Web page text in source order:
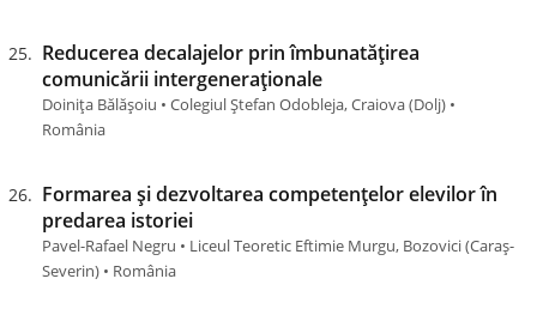
Reducerea decalajelor prin îmbunatățirea
comunicării intergeneraționale
Doinița Bălășoiu • Colegiul Ștefan Odobleja, Craiova (Dolj) •
România
Formarea și dezvoltarea competențelor elevilor în
predarea istoriei
Pavel-Rafael Negru • Liceul Teoretic Eftimie Murgu, Bozovici (Caraş-
Severin) • România